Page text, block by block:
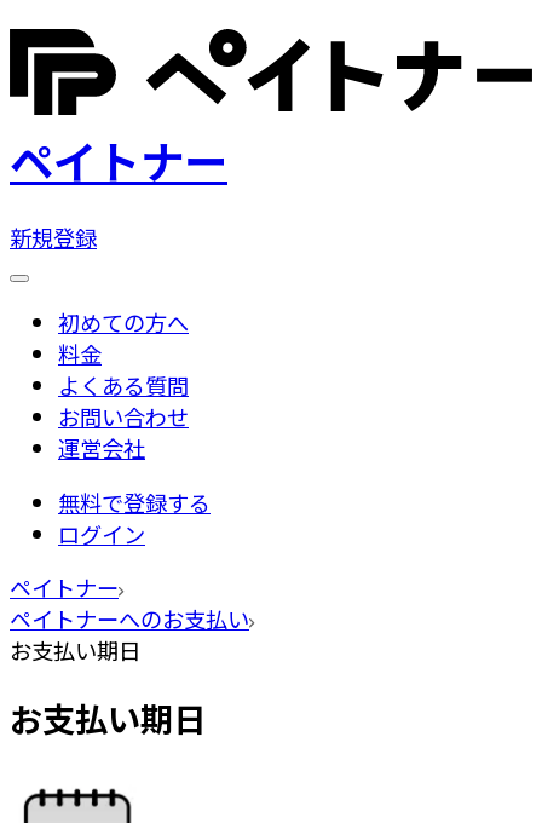
ペイトナー
新規登録
初めての方へ
料金
よくある質問
お問い合わせ
運営会社
無料で登録する
ログイン
ペイトナー
ペイトナーへのお支払い
お支払い期日
お支払い期日